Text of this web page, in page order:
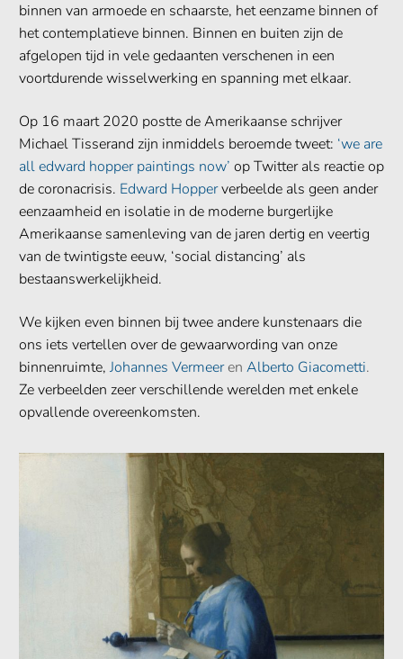
binnen van armoede en schaarste, het eenzame binnen of
het contemplatieve binnen. Binnen en buiten zijn de
afgelopen tijd in vele gedaanten verschenen in een
voortdurende wisselwerking en spanning met elkaar.
Op 16 maart 2020 postte de Amerikaanse schrijver
Michael Tisserand zijn inmiddels beroemde tweet: ‘we are
all edward hopper paintings now’ op Twitter als reactie op
de coronacrisis. Edward Hopperverbeelde als geen ander
eenzaamheid en isolatie in de moderne burgerlijke
Amerikaanse samenleving van de jaren dertig en veertig
van de twintigste eeuw, ‘social distancing’ als
bestaanswerkelijkheid.
We kijken even binnen bij twee andere kunstenaars die
ons iets vertellen over de gewaarwording van onze
binnenruimte, Johannes Vermeeren Alberto Giacometti.
Ze verbeelden zeer verschillende werelden met enkele
opvallende overeenkomsten.